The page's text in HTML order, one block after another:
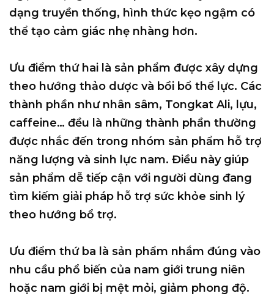
dạng truyền thống, hình thức kẹo ngậm có
thể tạo cảm giác nhẹ nhàng hơn.
Ưu điểm thứ hai là sản phẩm được xây dựng
theo hướng thảo dược và bồi bổ thể lực. Các
thành phần như nhân sâm, Tongkat Ali, lựu,
caffeine… đều là những thành phần thường
được nhắc đến trong nhóm sản phẩm hỗ trợ
năng lượng và sinh lực nam. Điều này giúp
sản phẩm dễ tiếp cận với người dùng đang
tìm kiếm giải pháp hỗ trợ sức khỏe sinh lý
theo hướng bổ trợ.
Ưu điểm thứ ba là sản phẩm nhắm đúng vào
nhu cầu phổ biến của nam giới trung niên
hoặc nam giới bị mệt mỏi, giảm phong độ.